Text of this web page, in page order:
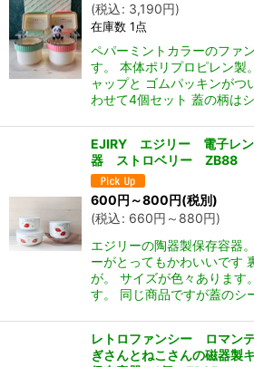
(税込: 3,190円)
在庫数 1点
ペパーミントカラーのファ
す。 本体ポリプロピレン製
ャップと ゴムパッキンがつ
わせて4個セット 蓋の柄は
EJIRY エジリー 電子レ
器 ストロベリー ZB88
600円 ～800円(税別)
(税込: 660円 ～880円)
エジリーの陶器製保存容器
ーがとってもかわいいです
が。 サイズが色々あります
す。 同じ商品ですが蓋のシ
レトロファンシー ロマン
ぎさんとねこさんの磁器製